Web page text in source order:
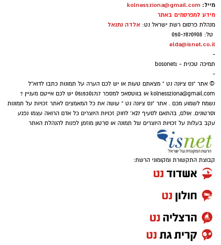
יבנה. כשהיה בן חמש עברה המשפחה לנס ציונה.
טל הוא בנם האמצעי של יעלי ושרון, אח לנאור
ועמית.
הנצחה מתוך עשייה וחסד
מיזם "טל של נתינה" מתקיים גם השנה כחלק
ממסורת שמטרתה לתרגם את הכאב לעשייה
חברתית ולנתינה. משפחתו של טל בחרה להנציח
את זכרו בדרך שהייתה מזוהה עמו – אהבת האדם
וסיוע לקהילה, תוך הדגשת ערכי הערבות ההדדית
והמשכיות דרכו.
מפגש אריזה וטקס זיכרון
השיתוף בין עיריית נס ציונה, החברה לתרבות ופנאי
מייל: kolnessziona@gmail.com
מידע למפרסמים באתר
מנהלת פרסום רשת ישראל נט: אלדה נתנאל
טל: 050-7870908
elda@isnet.co.il
-
תמיכה טכנית - bosonet1
-
© אתר "נס ציונה נט " מצאתם טעות או יש לכם הערה על תמונות כתבו לדוא"ל
kolnessziona@gmail.com
או בווטסאפ למספר 0515301717 יש לכם אייטם מעניין ?
נשמח לשמוע מכם . אתר "נס ציונה נט " עושה את כל המאמצים לאתר זכויות על תמונות
וסרטונים. אולם, בהתאם לסעיף 27א' לחוק זכויות היוצרים כל אדם הרואה עצמו נפגע
עקב בעלות על זכויות היוצרים של תמונה או סרטון מוזמן לפנות להנהלת האתר
קבוצת התקשורת ומקומוני הרשת: